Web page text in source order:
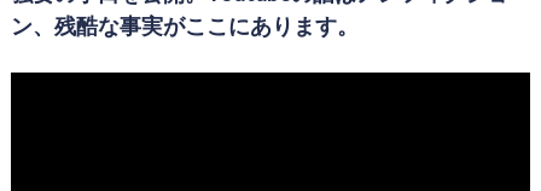
ン、残酷な事実がここにあります。